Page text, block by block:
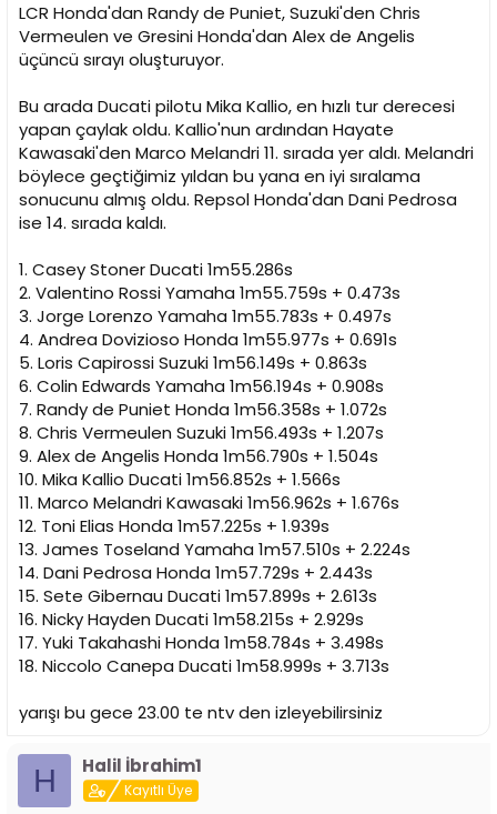
LCR Honda'dan Randy de Puniet, Suzuki'den Chris
Vermeulen ve Gresini Honda'dan Alex de Angelis
üçüncü sırayı oluşturuyor.
Bu arada Ducati pilotu Mika Kallio, en hızlı tur derecesi
yapan çaylak oldu. Kallio'nun ardından Hayate
Kawasaki'den Marco Melandri 11. sırada yer aldı. Melandri
böylece geçtiğimiz yıldan bu yana en iyi sıralama
sonucunu almış oldu. Repsol Honda'dan Dani Pedrosa
ise 14. sırada kaldı.
1. Casey Stoner Ducati 1m55.286s
2. Valentino Rossi Yamaha 1m55.759s + 0.473s
3. Jorge Lorenzo Yamaha 1m55.783s + 0.497s
4. Andrea Dovizioso Honda 1m55.977s + 0.691s
5. Loris Capirossi Suzuki 1m56.149s + 0.863s
6. Colin Edwards Yamaha 1m56.194s + 0.908s
7. Randy de Puniet Honda 1m56.358s + 1.072s
8. Chris Vermeulen Suzuki 1m56.493s + 1.207s
9. Alex de Angelis Honda 1m56.790s + 1.504s
10. Mika Kallio Ducati 1m56.852s + 1.566s
11. Marco Melandri Kawasaki 1m56.962s + 1.676s
12. Toni Elias Honda 1m57.225s + 1.939s
13. James Toseland Yamaha 1m57.510s + 2.224s
14. Dani Pedrosa Honda 1m57.729s + 2.443s
15. Sete Gibernau Ducati 1m57.899s + 2.613s
16. Nicky Hayden Ducati 1m58.215s + 2.929s
17. Yuki Takahashi Honda 1m58.784s + 3.498s
18. Niccolo Canepa Ducati 1m58.999s + 3.713s
yarışı bu gece 23.00 te ntv den izleyebilirsiniz
H Halil İbrahim1
Kayıtlı Üye